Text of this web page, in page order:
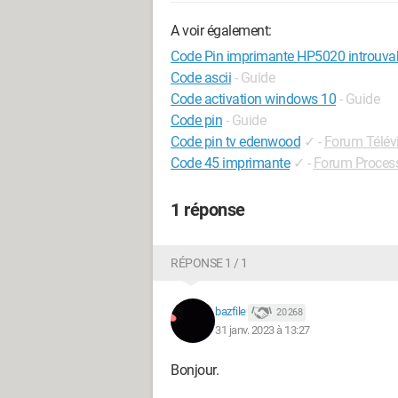
A voir également:
Code Pin imprimante HP5020
Code ascii - Guide
Code activation windows 10 - Guide
Code pin - Guide
Code pin tv edenwood ✓ - Forum
Code 45 imprimante ✓ - Forum
1 réponse
RÉPONSE 1 / 1
bazfile 20 268
31 janv. 2023 à 13:27
Bonjour.